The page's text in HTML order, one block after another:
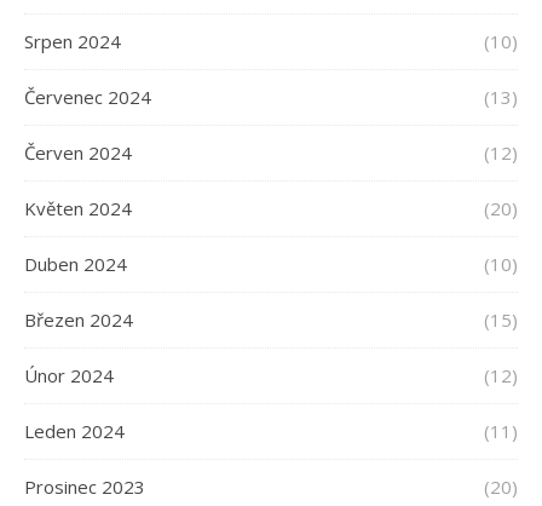
Srpen 2024 (10)
Červenec 2024 (13)
Červen 2024 (12)
Květen 2024 (20)
Duben 2024 (10)
Březen 2024 (15)
Únor 2024 (12)
Leden 2024 (11)
Prosinec 2023 (20)